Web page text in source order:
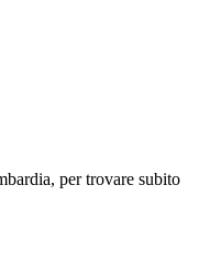
, per trovare subito